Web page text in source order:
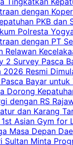
dengan
PKB dan
Polresta
dengan PT
Relawan
2 Survey Pasca
Resmi
Bayar
Dorong
dengan RS
dan Karang
Asian Gym for
Masa Depan
Sultan Minta